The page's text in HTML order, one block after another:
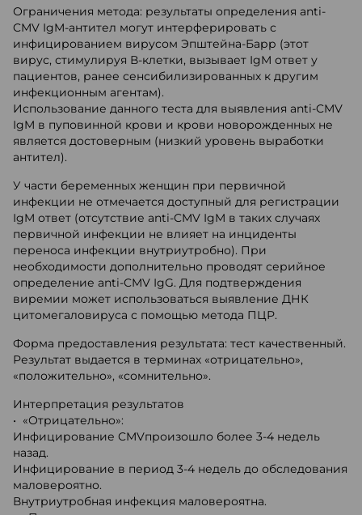
Ограничения метода: результаты определения anti-
CMV IgM-антител могут интерферировать с
инфицированием вирусом Эпштейна-Барр (этот
вирус, стимулируя В-клетки, вызывает IgM ответ у
пациентов, ранее сенсибилизированных к другим
инфекционным агентам).
Использование данного теста для выявления anti-CMV
IgM в пуповинной крови и крови новорожденных не
является достоверным (низкий уровень выработки
антител).
У части беременных женщин при первичной
инфекции не отмечается доступный для регистрации
IgM ответ (отсутствие anti-CMV IgM в таких случаях
первичной инфекции не влияет на инциденты
переноса инфекции внутриутробно). При
необходимости дополнительно проводят серийное
определение anti-CMV IgG. Для подтверждения
виремии может использоваться выявление ДНК
цитомегаловируса с помощью метода ПЦР.
Форма предоставления результата: тест качественный.
Результат выдается в терминах «отрицательно»,
«положительно», «сомнительно».
Интерпретация результатов
• «Отрицательно»:
Инфицирование CMVпроизошло более 3-4 недель
назад.
Инфицирование в период 3-4 недель до обследования
маловероятно.
Внутриутробная инфекция маловероятна.